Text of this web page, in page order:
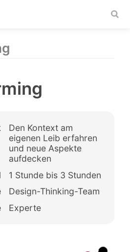
Den Kontext am
eigenen Leib erfahren
und neue Aspekte
aufdecken
1 Stunde bis 3 Stunden
Design-Thinking-Team
Experte